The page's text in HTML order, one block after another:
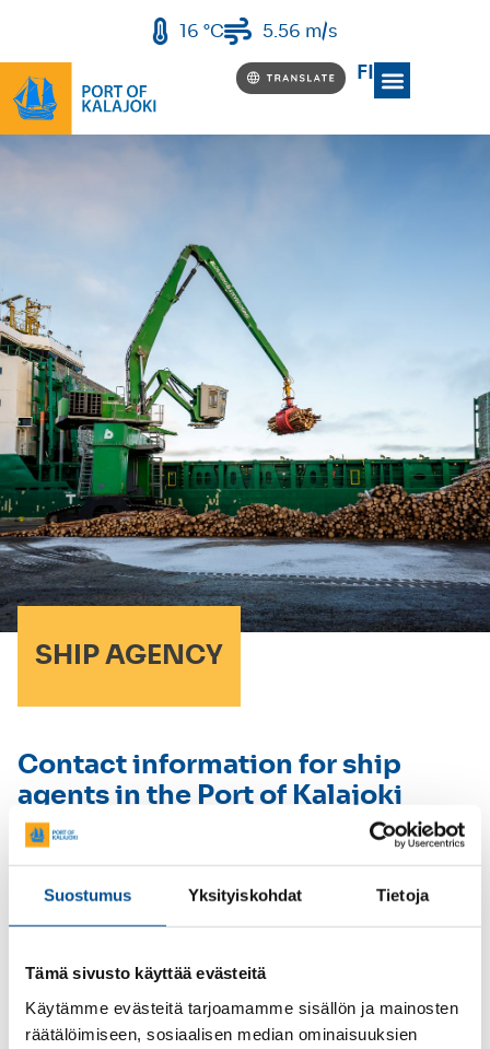
Suostumus Yksityiskohdat Tietoja
Tämä sivusto käyttää evästeitä
Käytämme evästeitä tarjoamamme sisällön ja mainosten
räätälöimiseen, sosiaalisen median ominaisuuksien
16 °C 5.56 m/s
FI
SHIP AGENCY
Contact information for ship
agents in the Port of Kalajoki
In the Port of Kalajoki, there are two operators
responsible for ship agency. The operators
are smooth and without delay. Read more about
the services in sectionsCargo handlingandShip